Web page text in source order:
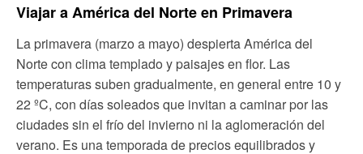
Viajar a América del Norte en Primavera
La primavera (marzo a mayo) despierta América del
Norte con clima templado y paisajes en flor. Las
temperaturas suben gradualmente, en general entre 10 y
22 ºC, con días soleados que invitan a caminar por las
ciudades sin el frío del invierno ni la aglomeración del
verano. Es una temporada de precios equilibrados y